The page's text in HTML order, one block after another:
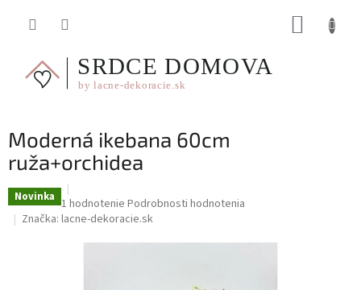
Moderná ikebana 60cm
ruža+orchidea
Novinka Priemerné
hodnotenie
1 hodnotenie Podrobnosti hodnotenia
Značka: lacne-dekoracie.sk